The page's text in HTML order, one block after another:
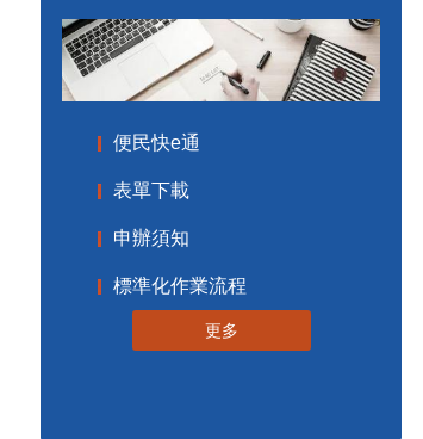
便民快e通
表單下載
申辦須知
標準化作業流程
更多